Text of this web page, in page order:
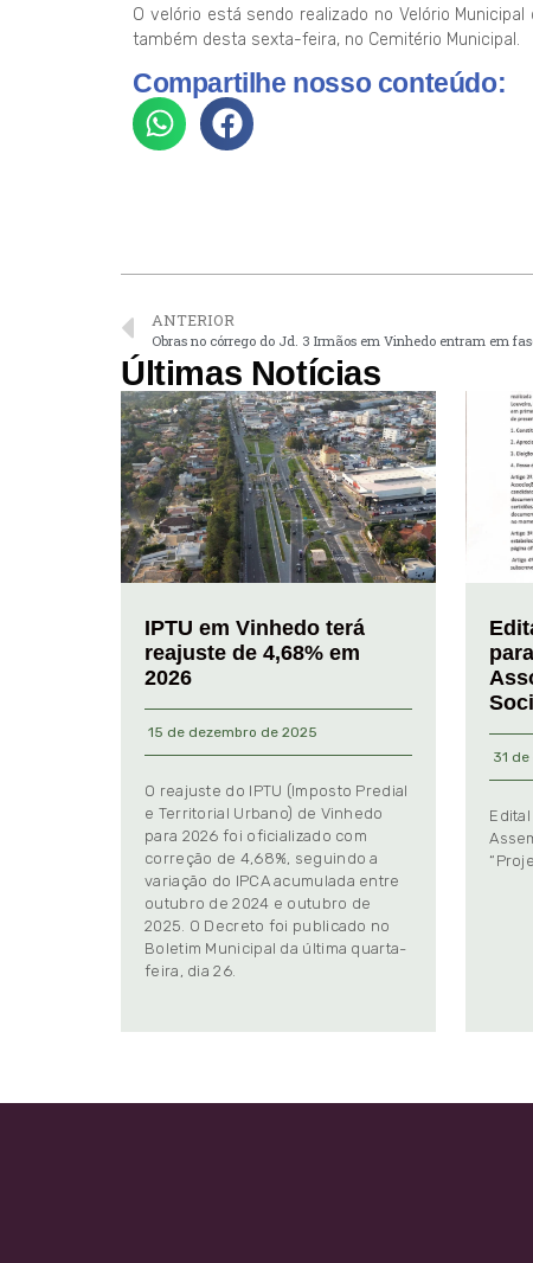
O velório está sendo realizado no Velório
também desta sexta-feira, no Cemitério Municipal.
Compartilhe nosso conteúdo:
ANTERIOR
Obras no córrego do Jd. 3 Irmãos em Vinhedo entram em
Últimas Notícias
IPTU em Vinhedo terá
reajuste de 4,68% em
2026
15 de dezembro de 2025
O reajuste do IPTU (Imposto Predial
e Territorial Urbano) de Vinhedo
para 2026 foi oficializado com
correção de 4,68%, seguindo a
variação do IPCA acumulada entre
outubro de 2024 e outubro de
2025. O Decreto foi publicado no
Boletim Municipal da última quarta-
feira, dia 26.
31